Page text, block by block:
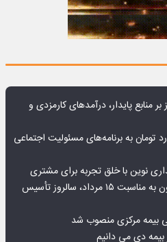
منابع پایدار، درآمدهای کارمزدی و
ایران بیش از ۷۰ میلیارد تومان به برنامه‌های مسئولیت اجتماعی
نوین با خلق تجربه برای مشتری
پیام مدیرعامل بانک توسعه تعاون به مناسبت ۱۵ مرداد، سالروز تأسیس
بیمه مرکزی منصوب شد
دی می دانیم